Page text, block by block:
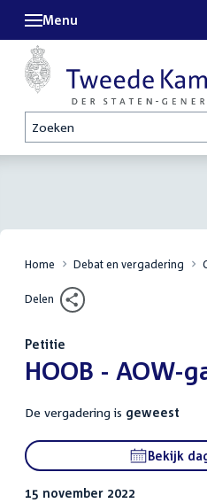
Zoeken
Menu
Home Debat en vergadering
Delen
Petitie
:HOOB - AOW-
De vergadering is geweest
Bekijk
15 november 2022